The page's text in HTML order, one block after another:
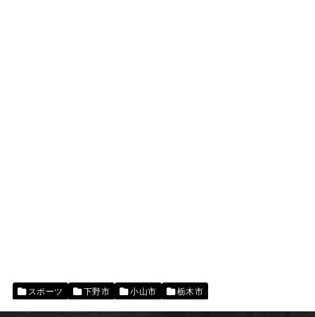
スポーツ 下野市 小山市 栃木市